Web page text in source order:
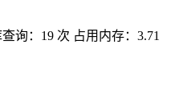
询：19 次 占用内存：3.71